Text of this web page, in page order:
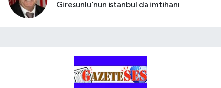
Giresunlu’nun istanbul da imtihanı